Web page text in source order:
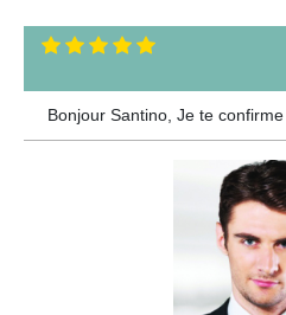
Bonjour Santino, Je te